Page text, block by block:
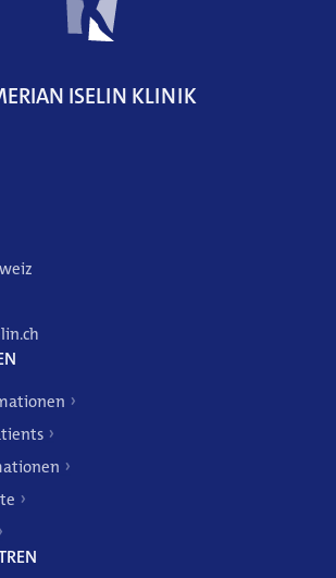
Weitere Angebote
ISELIN KLINIK